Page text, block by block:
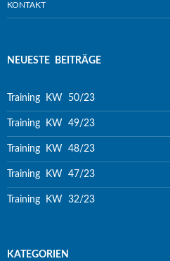
KONTAKT
NEUESTE BEITRÄGE
Training KW 50/23
Training KW 49/23
Training KW 48/23
Training KW 47/23
Training KW 32/23
KATEGORIEN